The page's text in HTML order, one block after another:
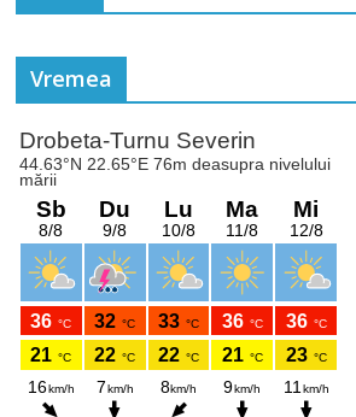
Vremea